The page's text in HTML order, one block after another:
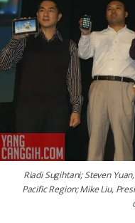
Riadi Sugihtani; Steven
Pacific Region; Mike Liu,